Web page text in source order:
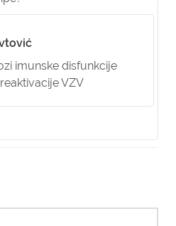
imunske disfunkcije
VZV